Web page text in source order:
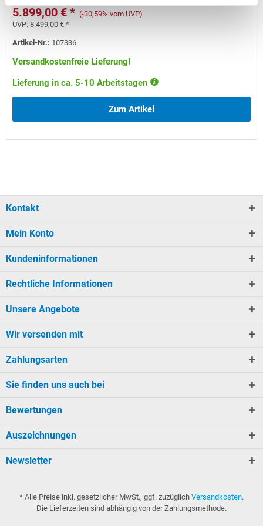
5.899,00 € * (-30,59% vom UVP)
UVP:8.499,00 € *
Artikel-Nr.: 107336
Versandkostenfreie Lieferung!
Lieferung in ca. 5-10 Arbeitstagen
Zum Artikel
Kontakt
Mein Konto
Kundeninformationen
Rechtliche Informationen
Unsere Angebote
Wir versenden mit
Zahlungsarten
Sie finden uns auch bei
Bewertungen
Auszeichnungen
Newsletter
* Alle Preise inkl. gesetzlicher MwSt., ggf. zuzüglich Versandkosten.
Die Lieferzeiten sind abhängig von der Zahlungsmethode.